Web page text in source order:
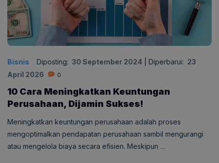
Bisnis Diposting: 30 September 2024 Diperbarui: 23
April 2026
0
10 Cara Meningkatkan Keuntungan
Perusahaan, Dijamin Sukses!
Meningkatkan keuntungan perusahaan adalah proses
mengoptimalkan pendapatan perusahaan sambil mengurangi
atau mengelola biaya secara efisien. Meskipun …